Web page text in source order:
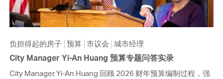
负担得起的房子 预算 市议会 城市经理
City Manager Yi-An Huang 预算专题问答实录
City Manager Yi-An Huang 回顾 2026 财年预算编制过程，强